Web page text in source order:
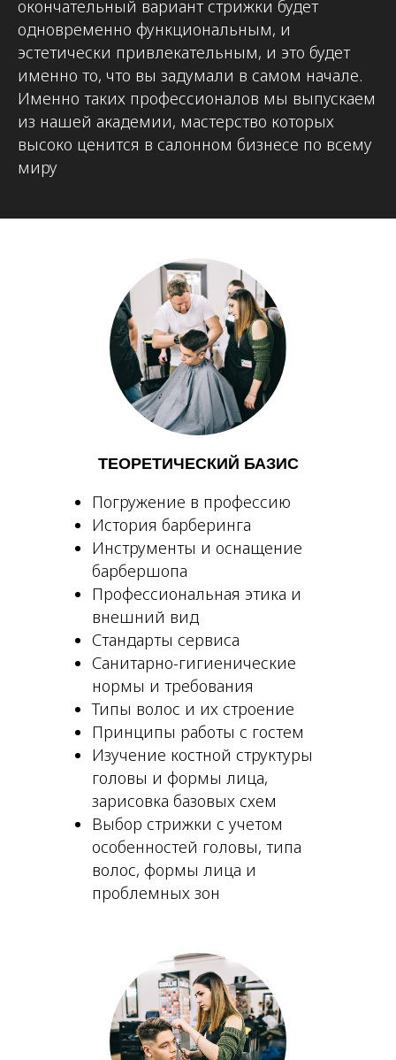
окончательный вариант стрижки будет
одновременно функциональным, и
эстетически привлекательным, и это будет
именно то, что вы задумали в самом начале.
Именно таких профессионалов мы выпускаем
из нашей академии, мастерство которых
высоко ценится в салонном бизнесе по всему
миру
ТЕОРЕТИЧЕСКИЙ БАЗИС
Погружение в профессию
История барберинга
Инструменты и оснащение
барбершопа
Профессиональная этика и
внешний вид
Стандарты сервиса
Санитарно-гигиенические
нормы и требования
Типы волос и их строение
Принципы работы с гостем
Изучение костной структуры
головы и формы лица,
зарисовка базовых схем
Выбор стрижки с учетом
особенностей головы, типа
волос, формы лица и
проблемных зон